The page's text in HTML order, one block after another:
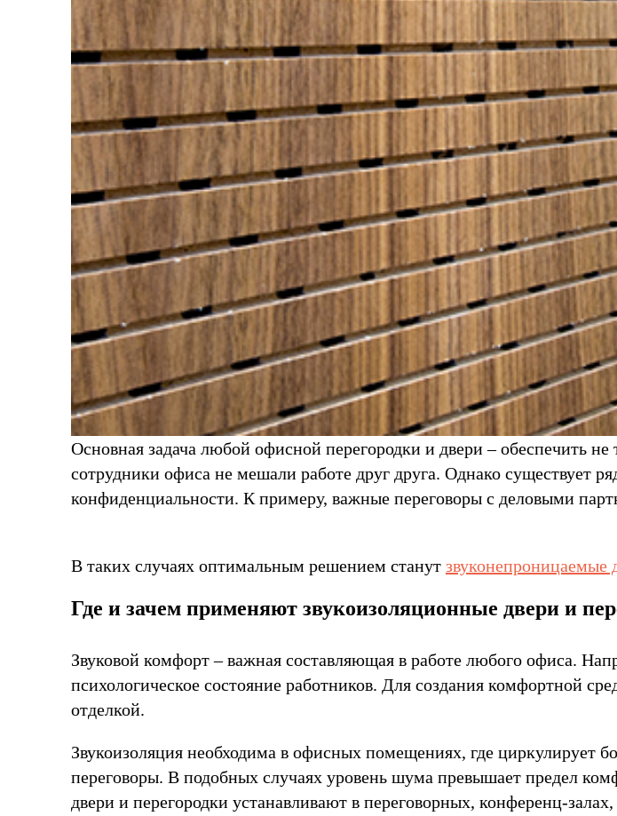
Основная задача любой офисной перегородки и двери – обеспечить
сотрудники офиса не мешали работе друг друга. Однако существует
конфиденциальности. К примеру, важные переговоры с деловыми
В таких случаях оптимальным решением станут звуконепроницаемые
Где и зачем применяют звукоизоляционные двери и
Звуковой комфорт – важная составляющая в работе любого офиса.
психологическое состояние работников. Для создания комфортной
отделкой.
Звукоизоляция необходима в офисных помещениях, где циркулирует
переговоры. В подобных случаях уровень шума превышает предел
двери и перегородки устанавливают в переговорных, конференц-